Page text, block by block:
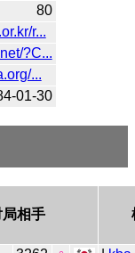
80
r...
?C...
...
01-30
局相手